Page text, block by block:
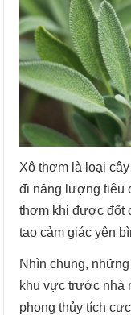
Xô thơm là loại
đi năng lượng tiêu
thơm khi được đốt
tạo cảm giác yên
Nhìn chung,
khu vực trước nhà
phong thủy tích